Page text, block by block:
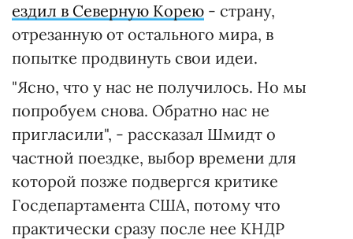
ездил в Северную Корею - страну,
отрезанную от остального мира, в
попытке продвинуть свои идеи.
"Ясно, что у нас не получилось. Но мы
попробуем снова. Обратно нас не
пригласили", - рассказал Шмидт о
частной поездке, выбор времени для
которой позже подвергся критике
Госдепартамента США, потому что
практически сразу после нее КНДР